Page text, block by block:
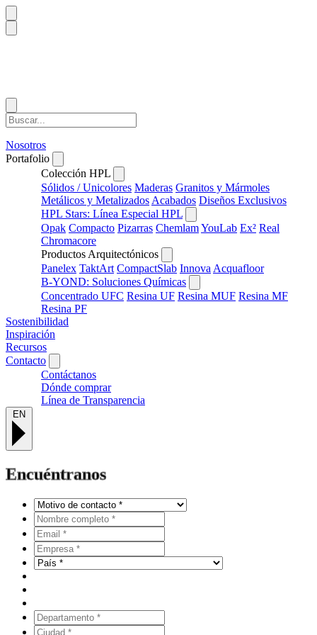
Nosotros
Portafolio
Colección HPL
Sólidos / Unicolores Maderas Granitos y Mármoles
Metálicos y Metalizados Acabados Diseños Exclusivos
HPL Stars: Línea Especial HPL
Opak Compacto Pizarras ChemlamYouLab Ex² Real
Chromacore
Productos Arquitectónicos
Panelex TaktArt CompactSlab Innova Acquafloor
B-YOND: Soluciones Químicas
Concentrado UFC Resina UF Resina MUF Resina MF
Resina PF
Sostenibilidad
Inspiración
Recursos
Contacto
Contáctanos
Dónde comprar
Línea de Transparencia
EN
Encuéntranos